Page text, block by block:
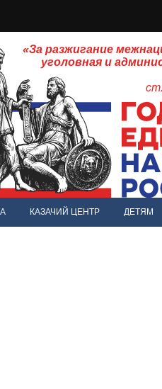
«За разжигание
уголовная и
КАЗАЧИЙ ЦЕНТР ДЕТЯМ